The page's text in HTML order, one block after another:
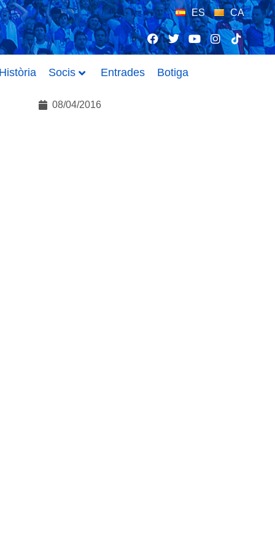
ES CA
Socis Entrades Botiga
08/04/2016